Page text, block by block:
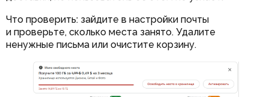
Что проверить: зайдите в настройки почты
и проверьте, сколько места занято. Удалите
ненужные письма или очистите корзину.